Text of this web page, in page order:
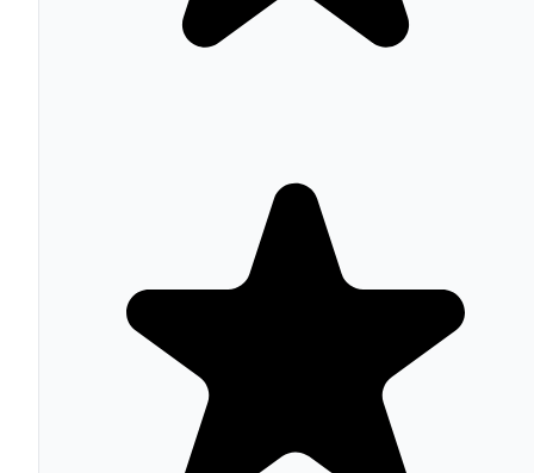
computation": los CAPTCHAs que los usuarios resolvían
digitalizaban palabras que el OCR no podía reconocer.
Tras la adquisición por Google, el sistema se integró
digitalización de Google Street View, donde los usuarios
identificaban números de casas y nombres de calles en
imágenes borrosas. reCAPTCHA v2 (2014) introdujo el
Advanced Risk Analysis Engine que analiza cookies,
movimiento del ratón, velocidad de escritura y historial